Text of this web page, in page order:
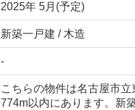
2025年 5月(予定)
新築一戸建 / 木造
-
こちらの物件は名古屋市
774m以内にあります。新